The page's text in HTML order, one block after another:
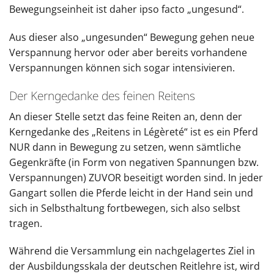
Bewegungseinheit ist daher ipso facto „ungesund“.
Aus dieser also „ungesunden“ Bewegung gehen neue
Verspannung hervor oder aber bereits vorhandene
Verspannungen können sich sogar intensivieren.
Der Kerngedanke des feinen Reitens
An dieser Stelle setzt das feine Reiten an, denn der
Kerngedanke des „Reitens in Légèreté“ ist es ein Pferd
NUR dann in Bewegung zu setzen, wenn sämtliche
Gegenkräfte (in Form von negativen Spannungen bzw.
Verspannungen) ZUVOR beseitigt worden sind. In jeder
Gangart sollen die Pferde leicht in der Hand sein und
sich in Selbsthaltung fortbewegen, sich also selbst
tragen.
Während die Versammlung ein nachgelagertes Ziel in
der Ausbildungsskala der deutschen Reitlehre ist, wird